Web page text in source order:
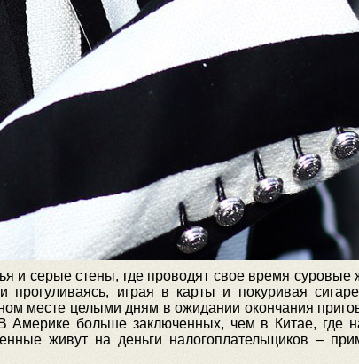
и серые стены, где проводят свое время
играя в карты и покуривая
месте целыми дням в ожидании окончания
больше заключенных, чем в Китае, где
живут на деньги налогоплательщиков –